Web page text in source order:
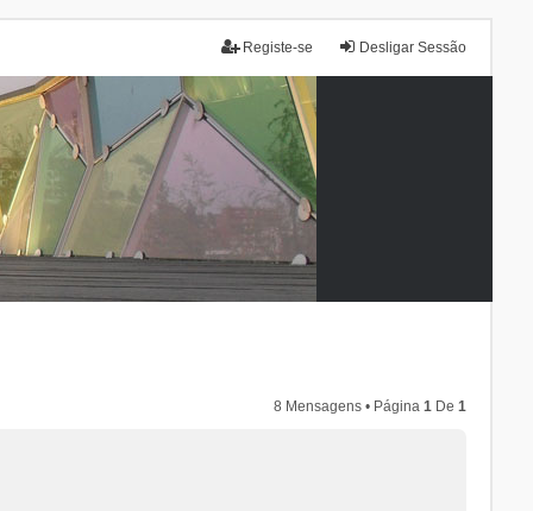
Desligar Sessão
Registe-se
8 Mensagens • Página1 De1